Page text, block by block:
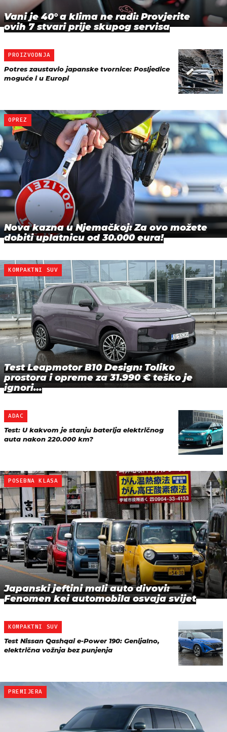
Vani je 40° a klima ne radi: Provjerite
ovih 7 stvari prije skupog servisa
PROIZVODNJA
Potres zaustavio japanske tvornice: Posljedice
moguće i u Europi
OPREZ
Nova kazna u Njemačkoj: Za ovo možete
dobiti uplatnicu od 30.000 eura!
KOMPAKTNI SUV
Test Leapmotor B10 Design: Toliko
prostora i opreme za 31.990 € teško je
ignori…
ADAC
Test: U kakvom je stanju baterija električnog
auta nakon 220.000 km?
POSEBNA KLASA
Japanski jeftini mali auto divovi:
Fenomen kei automobila osvaja svijet
KOMPAKTNI SUV
Test Nissan Qashqai e-Power 190: Genijalno,
električna vožnja bez punjenja
PREMIJERA